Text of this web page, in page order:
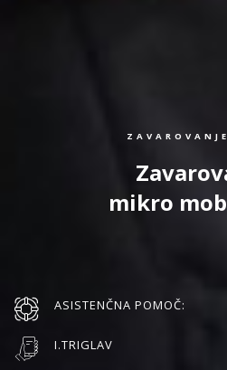
mikro
ASISTENČNA POMOČ:
I.TRIGLAV